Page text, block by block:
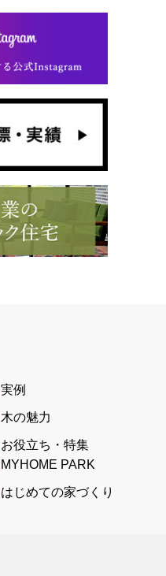
実例
木の魅力
お役立ち・特集
MYHOME PARK
はじめての家づくり